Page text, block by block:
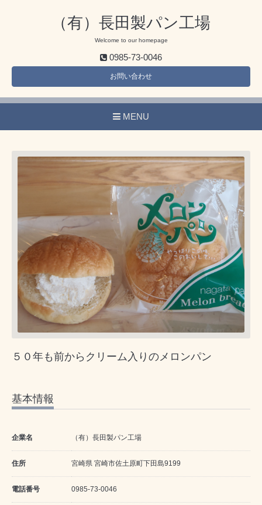
（有）長田製パン工場
Welcome to our homepage
0985-73-0046
お問い合わせ
MENU
５０年も前からクリーム入りのメロンパン
基本情報
企業名 （有）長田製パン工場
住所 宮崎県 宮崎市佐土原町下田島9199
電話番号 0985-73-0046